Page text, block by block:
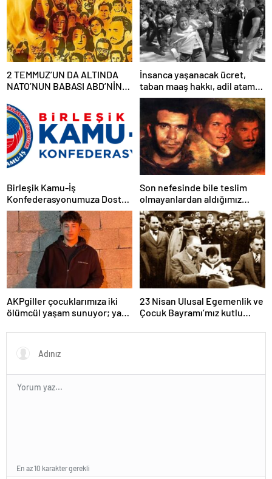
2 TEMMUZ’UN DA ALTINDA
NATO’NUN BABASI ABD’NİN
İnsanca yaşanacak ücret,
taban maaş hakkı, adil atama
sistemi, laik, bilimsel,
demokratik, parasız bir eğitim
sistemi sağlanana dek
mücadelemizi sürdüreceğiz.
Birleşik Kamu-İş
Konfederasyonumuza Dostça
Uyarı ve Önerimizdir:
Son nefesinde bile teslim
olmayanlardan aldığımız
bayrağı “Tam Bağımsız
Türkiye” mücadelemizde
dalgalandırıyoruz.
AKPgiller çocuklarımıza iki
ölümcül yaşam sunuyor; ya
da okullarından koparılarak
parababalarına ucuz iş gücü
sağlayan MESEM lerde
23 Nisan Ulusal Egemenlik ve
Çocuk Bayramı’mız kutlu
En az 10 karakter gerekli